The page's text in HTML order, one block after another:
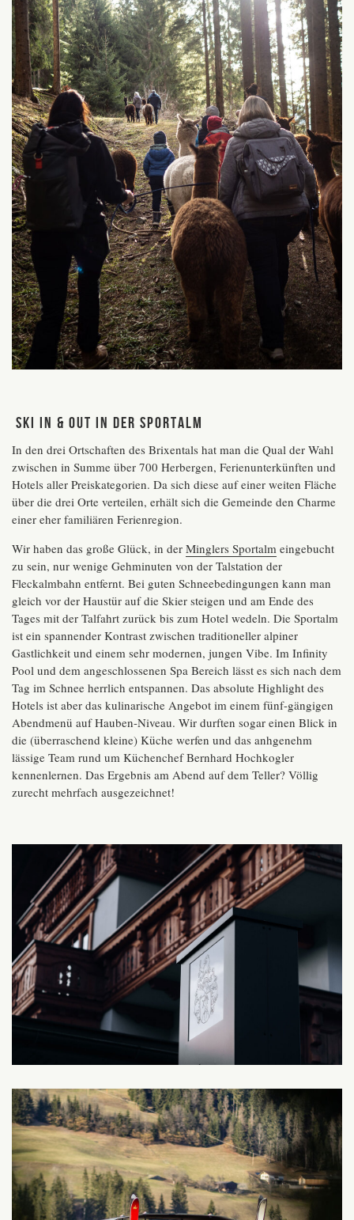
Ski In & Out in der Sportalm
In den drei Ortschaften des Brixentals hat man die Qual der Wahl
zwischen in Summe über 700 Herbergen, Ferienunterkünften und
Hotels aller Preiskategorien. Da sich diese auf einer weiten Fläche
über die drei Orte verteilen, erhält sich die Gemeinde den Charme
einer eher familiären Ferienregion.
Wir haben das große Glück, in der Minglers Sportalm eingebucht
zu sein, nur wenige Gehminuten von der Talstation der
Fleckalmbahn entfernt. Bei guten Schneebedingungen kann man
gleich vor der Haustür auf die Skier steigen und am Ende des
Tages mit der Talfahrt zurück bis zum Hotel wedeln. Die Sportalm
ist ein spannender Kontrast zwischen traditioneller alpiner
Gastlichkeit und einem sehr modernen, jungen Vibe. Im Infinity
Pool und dem angeschlossenen Spa Bereich lässt es sich nach dem
Tag im Schnee herrlich entspannen. Das absolute Highlight des
Hotels ist aber das kulinarische Angebot im einem fünf-gängigen
Abendmenü auf Hauben-Niveau. Wir durften sogar einen Blick in
die (überraschend kleine) Küche werfen und das anhgenehm
lässige Team rund um Küchenchef Bernhard Hochkogler
kennenlernen. Das Ergebnis am Abend auf dem Teller? Völlig
zurecht mehrfach ausgezeichnet!